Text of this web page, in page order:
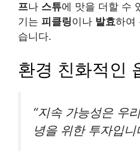
프나 스튜에 맛을 더할 수
기는 피클링이나 발효하여
습니다.
환경 친화적인
“지속 가능성은 우
녕을 위한 투자입니